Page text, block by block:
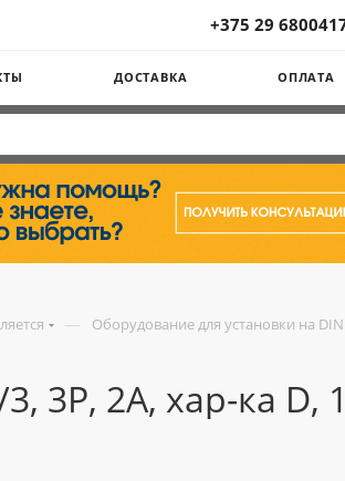
+375 29
ДОСТАВКА ОПЛАТА
— Оборудование для установки на
3P, 2A, хар-ка D,